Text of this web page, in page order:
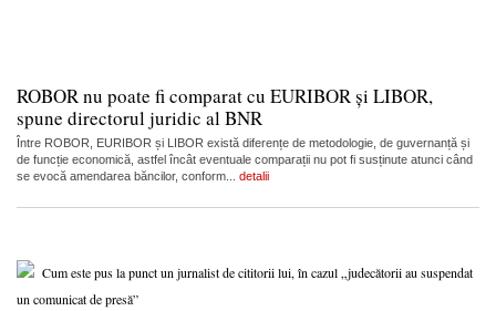
ROBOR nu poate fi comparat cu EURIBOR și LIBOR,
spune directorul juridic al BNR
Între ROBOR, EURIBOR și LIBOR există diferențe de metodologie, de guvernanță și
de funcție economică, astfel încât eventuale comparații nu pot fi susținute atunci când
se evocă amendarea băncilor, conform... detalii
Cum este pus la punct un jurnalist de cititorii lui, în cazul „judecătorii au suspendat
un comunicat de presă”